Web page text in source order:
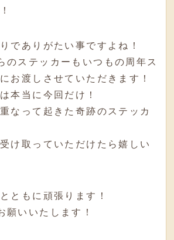
でありがたい事ですよね！
のステッカーもいつもの周年ス
お渡しさせていただきます！
本当に今回だけ！
なって起きた奇跡のステッカ
け取っていただけたら嬉しい
ともに頑張ります！
願いいたします！